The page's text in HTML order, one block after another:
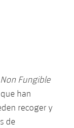
Non Fungible
han
recoger y
de